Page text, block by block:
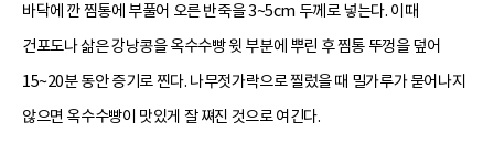
바닥에 깐 찜통에 부풀어 오른 반죽을 3~5cm 두께로 넣는다. 이때
건포도나 삶은 강낭콩을 옥수수빵 윗 부분에 뿌린 후 찜통 뚜껑을 덮어
15~20분 동안 증기로 찐다. 나무젓가락으로 찔렀을 때 밀가루가 묻어나지
않으면 옥수수빵이 맛있게 잘 쪄진 것으로 여긴다.